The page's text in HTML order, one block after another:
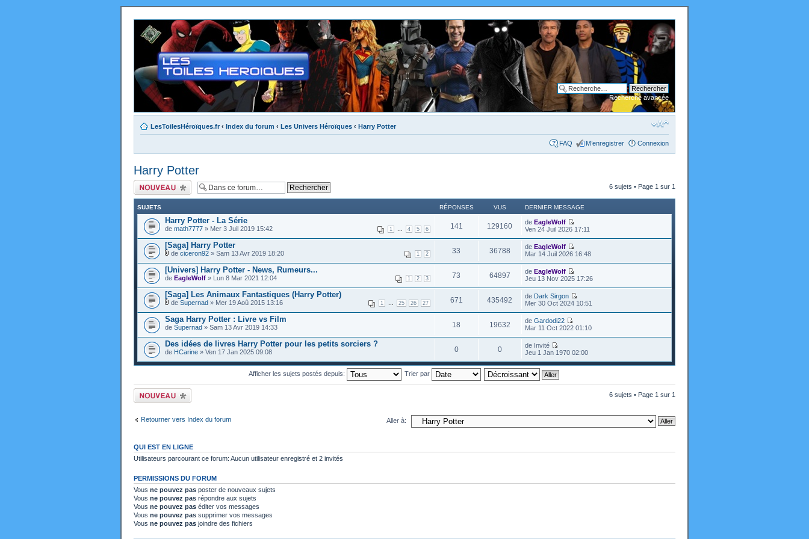
Recherche avancée
LesToilesHéroïques.fr ‹ Index du forum ‹ Les Univers Héroïques ‹ Harry Potter
FAQ M’enregistrer Connexion
Harry Potter
Ecrire un nouveau
sujet
6 sujets • Page 1 sur 1
SUJETS RÉPONSES VUS DERNIER MESSAGE
Harry Potter - La Série
1 4 5 6
de math7777 » Mer 3 Juil 2019 15:42 141 129160 de EagleWolf
Ven 24 Juil 2026 17:11
[Saga] Harry Potter
1 2
de ciceron92 » Sam 13 Avr 2019 18:20 33 36788 de EagleWolf
Mar 14 Juil 2026 16:48
[Univers] Harry Potter - News, Rumeurs...
1 2 3
de EagleWolf » Lun 8 Mar 2021 12:04 73 64897 de EagleWolf
Jeu 13 Nov 2025 17:26
[Saga] Les Animaux Fantastiques (Harry Potter)
1 25 26 27
de Supernad » Mer 19 Aoû 2015 13:16 671 435492 de Dark Sirgon
Mer 30 Oct 2024 10:51
Saga Harry Potter : Livre vs Film
de Supernad » Sam 13 Avr 2019 14:33 18 19632 de Gardodi22
Mar 11 Oct 2022 01:10
Des idées de livres Harry Potter pour les petits sorciers ?
de HCarine » Ven 17 Jan 2025 09:08 0 0
de Invité
Jeu 1 Jan 1970 02:00
Afficher les sujets postés depuis: Trier par
Ecrire un nouveau
sujet
6 sujets • Page 1 sur 1
Retourner vers Index du forum Aller à:
QUI EST EN LIGNE
Utilisateurs parcourant ce forum: Aucun utilisateur enregistré et 2 invités
PERMISSIONS DU FORUM
Vous ne pouvez pas poster de nouveaux sujets
Vous ne pouvez pas répondre aux sujets
Vous ne pouvez pas éditer vos messages
Vous ne pouvez pas supprimer vos messages
Vous ne pouvez pas joindre des fichiers